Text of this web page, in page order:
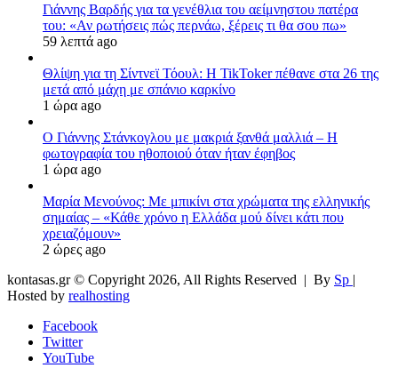
Γιάννης Βαρδής για τα γενέθλια του αείμνηστου πατέρα
του: «Αν ρωτήσεις πώς περνάω, ξέρεις τι θα σου πω»
59 λεπτά ago
Θλίψη για τη Σίντνεϊ Τόουλ: Η TikToker πέθανε στα 26 της
μετά από μάχη με σπάνιο καρκίνο
1 ώρα ago
Ο Γιάννης Στάνκογλου με μακριά ξανθά μαλλιά – Η
φωτογραφία του ηθοποιού όταν ήταν έφηβος
1 ώρα ago
Μαρία Μενούνος: Με μπικίνι στα χρώματα της ελληνικής
σημαίας – «Κάθε χρόνο η Ελλάδα μού δίνει κάτι που
χρειαζόμουν»
2 ώρες ago
kontasas.gr © Copyright 2026, All Rights Reserved | By Sp |
Hosted by realhosting
Facebook
Twitter
YouTube